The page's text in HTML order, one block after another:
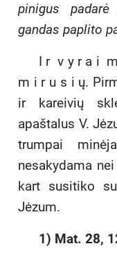
pinigus
gandas paplito
I r v y r a i
m i r u s i ų.
ir kareivių
apaštalus V.
trumpai
nesakydama
kart susitiko
Jėzum.
1) Mat. 28,